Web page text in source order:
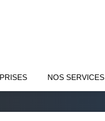
NOS SERVICES